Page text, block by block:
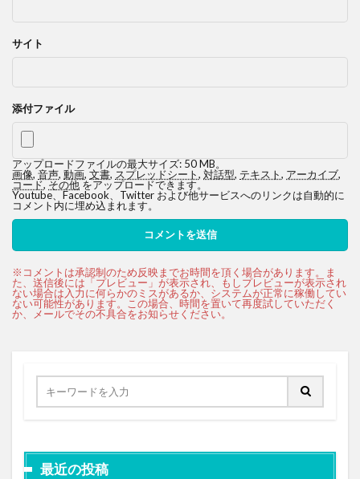
サイト
添付ファイル
アップロードファイルの最大サイズ: 50 MB。
画像, 音声, 動画, 文書, スプレッドシート, 対話型, テキスト, アーカイブ,
コード,その他をアップロードできます。
Youtube、Facebook、Twitter および他サービスへのリンクは自動的に
コメント内に埋め込まれます。
最近の投稿